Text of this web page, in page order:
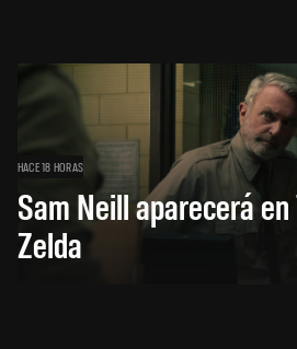
HACE 18 HORAS
Sam Neill aparecerá
Zelda